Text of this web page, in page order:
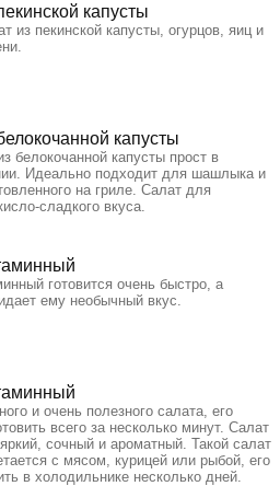
капусты
из пекинской капусты, огурцов, яиц и
капусты
белокочанной капусты прост в
Идеально подходит для шашлыка и
на гриле. Салат для
сладкого вкуса.
готовится очень быстро, а
ему необычный вкус.
и очень полезного салата, его
всего за несколько минут. Салат
сочный и ароматный. Такой салат
с мясом, курицей или рыбой, его
в холодильнике несколько дней.